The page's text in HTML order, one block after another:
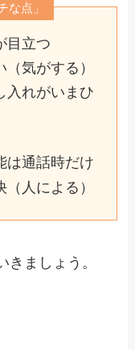
な点」
目立つ
気がする）
入れがいまひ
は通話時だけ
人による）
ましょう。